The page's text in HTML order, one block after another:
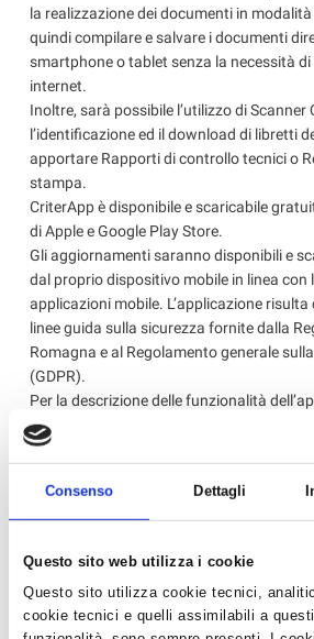
Consenso Dettagli
Questo sito web utilizza i cookie
Questo sito utilizza cookie tecnici,
cookie tecnici e quelli assimilabili a
la realizzazione dei documenti in
quindi compilare e salvare i documenti
smartphone o tablet senza la necessità
internet.
Inoltre, sarà possibile l’utilizzo di Scanner
l’identificazione ed il download di libretti
apportare Rapporti di controllo tecnici o
stampa.
CriterApp è disponibile e scaricabile
di Apple e Google Play Store.
Gli aggiornamenti saranno disponibili e
dal proprio dispositivo mobile in linea con
applicazioni mobile. L’applicazione
linee guida sulla sicurezza fornite dalla
Romagna e al Regolamento generale
(GDPR).
Per la descrizione delle funzionalità
di fare riferimento al manuale
Manuale utente “Operatore/addetto”:
pagina web relativa al Catasto regionale
sul sito della Regione Emilia-Romagna di
impianti